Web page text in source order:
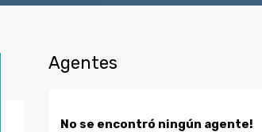
Agentes
No se encontró ningún agente!